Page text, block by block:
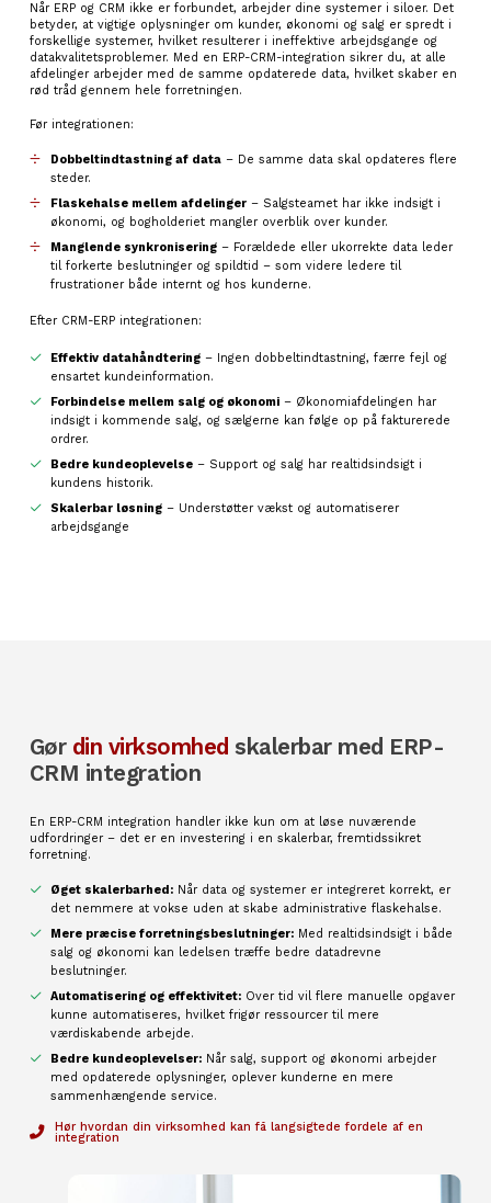
Når ERP og CRM ikke er forbundet, arbejder dine systemer i siloer. Det
betyder, at vigtige oplysninger om kunder, økonomi og salg er spredt i
forskellige systemer, hvilket resulterer i ineffektive arbejdsgange og
datakvalitetsproblemer. Med en ERP-CRM-integration sikrer du, at alle
afdelinger arbejder med de samme opdaterede data, hvilket skaber en
rød tråd gennem hele forretningen.
Før integrationen:
Dobbeltindtastning af data – De samme data skal opdateres flere
steder.
Flaskehalse mellem afdelinger – Salgsteamet har ikke indsigt i
økonomi, og bogholderiet mangler overblik over kunder.
Manglende synkronisering – Forældede eller ukorrekte data leder
til forkerte beslutninger og spildtid – som videre ledere til
frustrationer både internt og hos kunderne.
Efter CRM-ERP integrationen:
Effektiv datahåndtering – Ingen dobbeltindtastning, færre fejl og
ensartet kundeinformation.
Forbindelse mellem salg og økonomi – Økonomiafdelingen har
indsigt i kommende salg, og sælgerne kan følge op på fakturerede
ordrer.
Bedre kundeoplevelse – Support og salg har realtidsindsigt i
kundens historik.
Skalerbar løsning – Understøtter vækst og automatiserer
arbejdsgange
Gør din virksomhed skalerbar med ERP-
CRM integration
En ERP-CRM integration handler ikke kun om at løse nuværende
udfordringer – det er en investering i en skalerbar, fremtidssikret
forretning.
Øget skalerbarhed: Når data og systemer er integreret korrekt, er
det nemmere at vokse uden at skabe administrative flaskehalse.
Mere præcise forretningsbeslutninger: Med realtidsindsigt i både
salg og økonomi kan ledelsen træffe bedre datadrevne
beslutninger.
Automatisering og effektivitet: Over tid vil flere manuelle opgaver
kunne automatiseres, hvilket frigør ressourcer til mere
værdiskabende arbejde.
Bedre kundeoplevelser: Når salg, support og økonomi arbejder
med opdaterede oplysninger, oplever kunderne en mere
sammenhængende service.
Hør hvordan din virksomhed kan få langsigtede fordele af en
integration